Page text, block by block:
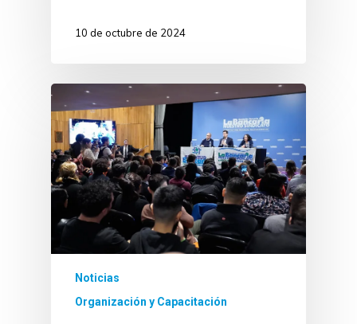
10 de octubre de 2024
Noticias
Organización y Capacitación